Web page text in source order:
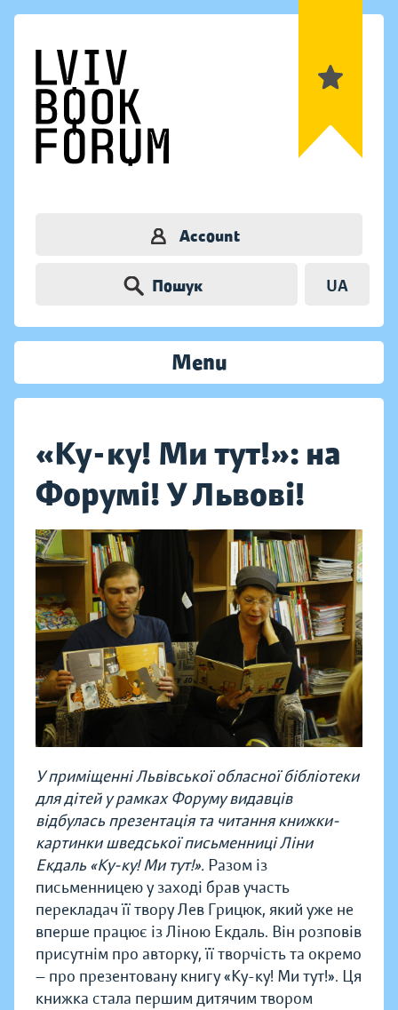
Account
Пошук UA
Menu
«Ку-ку! Ми тут!»: на
Форумі! У Львові!
У приміщенні Львівської обласної бібліотеки
для дітей у рамках Форуму видавців
відбулась презентація та читання книжки-
картинки шведської письменниці Ліни
Екдаль «Ку-ку! Ми тут!». Разом із
письменницею у заході брав участь
перекладач її твору Лев Грицюк, який уже не
вперше працює із Ліною Екдаль. Він розповів
присутнім про авторку, її творчість та окремо
— про презентовану книгу «Ку-ку! Ми тут!». Ця
книжка стала першим дитячим твором